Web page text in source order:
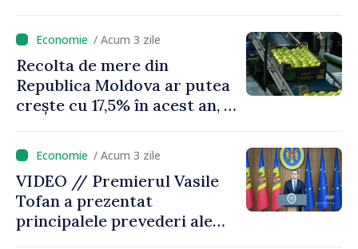
puțin munca, stimulăm
investițiile, taxăm viciile și
echilibrăm taxarea
consumului”
/ Acum 3 zile
Recolta de mere din
Republica Moldova ar putea
crește cu 17,5% în acest an, în
este estimată în scădere
/ Acum 3 zile
VIDEO // Premierul Vasile
Tofan a prezentat
principalele prevederi ale